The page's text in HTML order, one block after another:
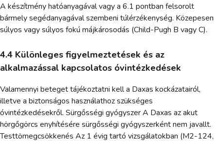
A készítmény hatóanyagával vagy a 6.1 pontban felsorolt
bármely segédanyagával szembeni túlérzékenység. Közepesen
súlyos vagy súlyos fokú májkárosodás (Child-Pugh B vagy C).
4.4 Különleges figyelmeztetések és az
alkalmazással kapcsolatos óvintézkedések
Valamennyi beteget tájékoztatni kell a Daxas kockázatairól,
illetve a biztonságos használathoz szükséges
óvintézkedésekről. Sürgősségi gyógyszer A Daxas az akut
hörgőgörcs enyhítésére sürgősségi gyógyszerként nem javallt.
Testtömegcsökkenés Az 1 évig tartó vizsgálatokban (M2-124,